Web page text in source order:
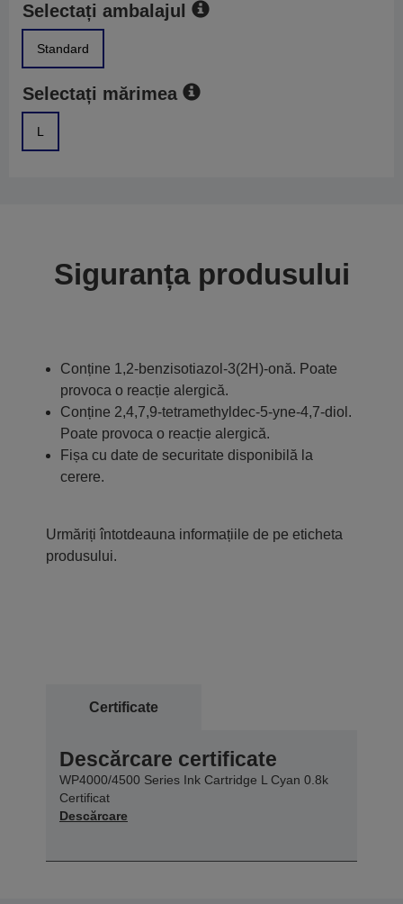
Selectați ambalajul
Standard
Selectați mărimea
L
Siguranța produsului
Conține 1,2-benzisotiazol-3(2H)-onă. Poate
provoca o reacție alergică.
Conține 2,4,7,9-tetramethyldec-5-yne-4,7-diol.
Poate provoca o reacție alergică.
Fișa cu date de securitate disponibilă la
cerere.
Urmăriți întotdeauna informațiile de pe eticheta
produsului.
Certificate
Descărcare certificate
WP4000/4500 Series Ink Cartridge L Cyan 0.8k
Certificat
Descărcare